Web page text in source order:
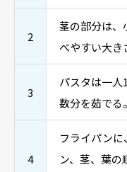
2
茎の部分は、
べやすい大き
3
パスタは一人
数分を茹でる。
4
フライパン
ン、茎、葉